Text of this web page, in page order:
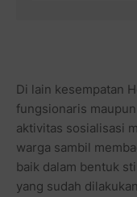
Di lain kesempatan
fungsionaris
aktivitas sosialisasi
warga sambil
baik dalam bentuk
yang sudah